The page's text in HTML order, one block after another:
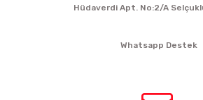
Hüdaverdi Apt. No:2/A
Whatsapp Destek